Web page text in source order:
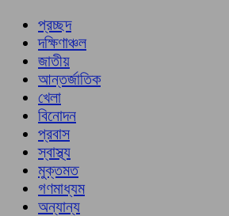
প্রচ্ছদ
দক্ষিণাঞ্চল
জাতীয়
আন্তর্জাতিক
খেলা
বিনোদন
প্রবাস
স্বাস্থ্য
মুক্তমত
গণমাধ্যম
অন্যান্য